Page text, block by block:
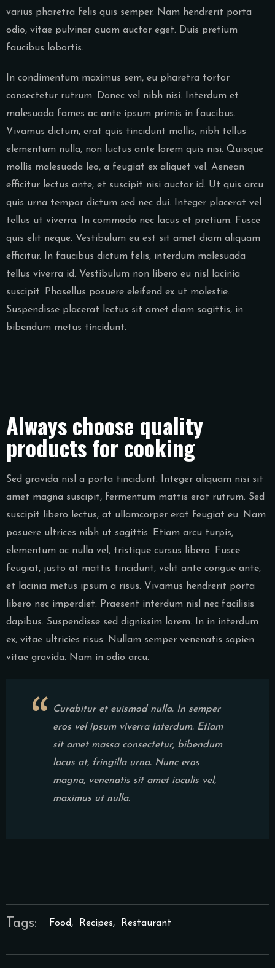
varius pharetra felis quis semper. Nam hendrerit porta
odio, vitae pulvinar quam auctor eget. Duis pretium
faucibus lobortis.
In condimentum maximus sem, eu pharetra tortor
consectetur rutrum. Donec vel nibh nisi. Interdum et
malesuada fames ac ante ipsum primis in faucibus.
Vivamus dictum, erat quis tincidunt mollis, nibh tellus
elementum nulla, non luctus ante lorem quis nisi. Quisque
mollis malesuada leo, a feugiat ex aliquet vel. Aenean
efficitur lectus ante, et suscipit nisi auctor id. Ut quis arcu
quis urna tempor dictum sed nec dui. Integer placerat vel
tellus ut viverra. In commodo nec lacus et pretium. Fusce
quis elit neque. Vestibulum eu est sit amet diam aliquam
efficitur. In faucibus dictum felis, interdum malesuada
tellus viverra id. Vestibulum non libero eu nisl lacinia
suscipit. Phasellus posuere eleifend ex ut molestie.
Suspendisse placerat lectus sit amet diam sagittis, in
bibendum metus tincidunt.
Always choose quality
products for cooking
Sed gravida nisl a porta tincidunt. Integer aliquam nisi sit
amet magna suscipit, fermentum mattis erat rutrum. Sed
suscipit libero lectus, at ullamcorper erat feugiat eu. Nam
posuere ultrices nibh ut sagittis. Etiam arcu turpis,
elementum ac nulla vel, tristique cursus libero. Fusce
feugiat, justo at mattis tincidunt, velit ante congue ante,
et lacinia metus ipsum a risus. Vivamus hendrerit porta
libero nec imperdiet. Praesent interdum nisl nec facilisis
dapibus. Suspendisse sed dignissim lorem. In in interdum
ex, vitae ultricies risus. Nullam semper venenatis sapien
vitae gravida. Nam in odio arcu.
Curabitur et euismod nulla. In semper
eros vel ipsum viverra interdum. Etiam
sit amet massa consectetur, bibendum
lacus at, fringilla urna. Nunc eros
magna, venenatis sit amet iaculis vel,
maximus ut nulla.
Tags: Food, Recipes, Restaurant